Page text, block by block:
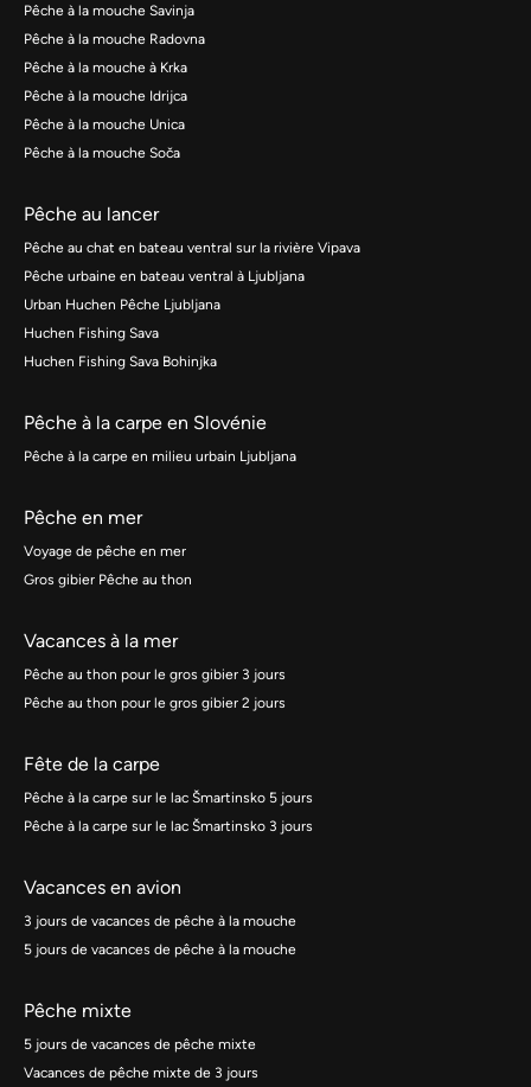
Pêche à la mouche Savinja
Pêche à la mouche Radovna
Pêche à la mouche à Krka
Pêche à la mouche Idrijca
Pêche à la mouche Unica
Pêche à la mouche Soča
Pêche au lancer
Pêche au chat en bateau ventral sur la rivière Vipava
Pêche urbaine en bateau ventral à Ljubljana
Urban Huchen Pêche Ljubljana
Huchen Fishing Sava
Huchen Fishing Sava Bohinjka
Pêche à la carpe en Slovénie
Pêche à la carpe en milieu urbain Ljubljana
Pêche en mer
Voyage de pêche en mer
Gros gibier Pêche au thon
Vacances à la mer
Pêche au thon pour le gros gibier 3 jours
Pêche au thon pour le gros gibier 2 jours
Fête de la carpe
Pêche à la carpe sur le lac Šmartinsko 5 jours
Pêche à la carpe sur le lac Šmartinsko 3 jours
Vacances en avion
3 jours de vacances de pêche à la mouche
5 jours de vacances de pêche à la mouche
Pêche mixte
5 jours de vacances de pêche mixte
Vacances de pêche mixte de 3 jours